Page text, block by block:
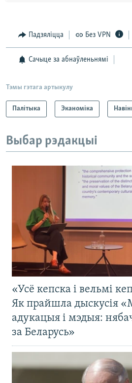
Падзяліцца Без VPN
Сачыце за абнаўленьнямі
Тэмы гэтага артыкулу
Палітыка Эканоміка
Выбар рэдакцыі
«Усё кепска і вельмі
Як прайшла дыскусія
адукацыя і мэдыя:
за Беларусь»